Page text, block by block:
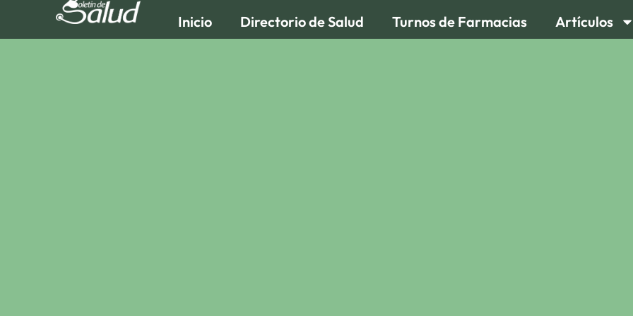
Inicio Directorio de Salud Turnos de Farmacias Artículos